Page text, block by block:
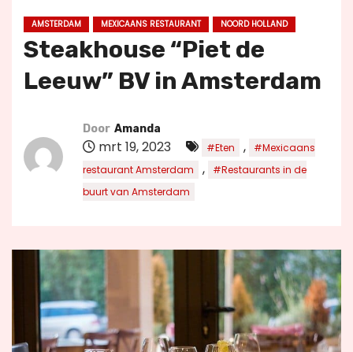
AMSTERDAM MEXICAANS RESTAURANT NOORD HOLLAND
Steakhouse “Piet de
Leeuw” BV in Amsterdam
Door Amanda
mrt 19, 2023 #Eten ,
#Mexicaans
restaurant Amsterdam
,
#Restaurants in de
buurt van Amsterdam